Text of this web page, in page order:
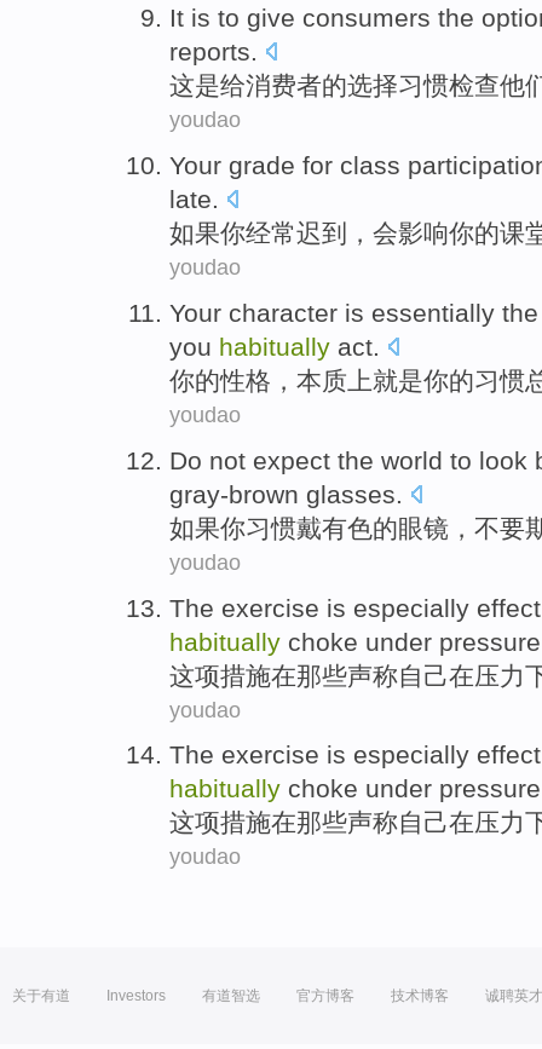
It is to give consumers the
reports.
这是给消费者的选择习惯检查他
youdao
Your grade for class
late.
如果你经常迟到 ， 会影响你的课
youdao
Your character is essentially
you habitually act.
你的性格 ， 本质 上就是你的习惯
youdao
Do not expect the world to look
gray-brown glasses.
如果你习惯戴有色的眼镜 ， 不要
youdao
The exercise is especially
habitually choke under pressure
这项措施在那些声称自己在压力
youdao
The exercise is especially
habitually choke under pressure
这项措施在那些声称自己在压力
youdao
关于有道 Investors 有道智选 官方博客 技术博客 诚聘英才